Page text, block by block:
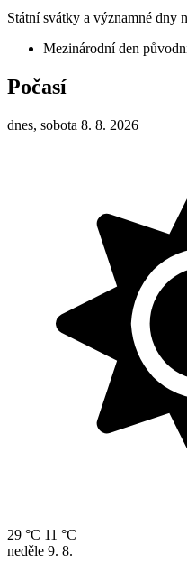
Státní svátky a významné dny
Mezinárodní den
Počasí
dnes, sobota 8. 8. 2026
29 °C 11 °C
neděle 9. 8.